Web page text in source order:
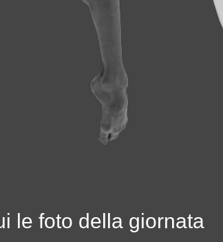
le foto della giornata